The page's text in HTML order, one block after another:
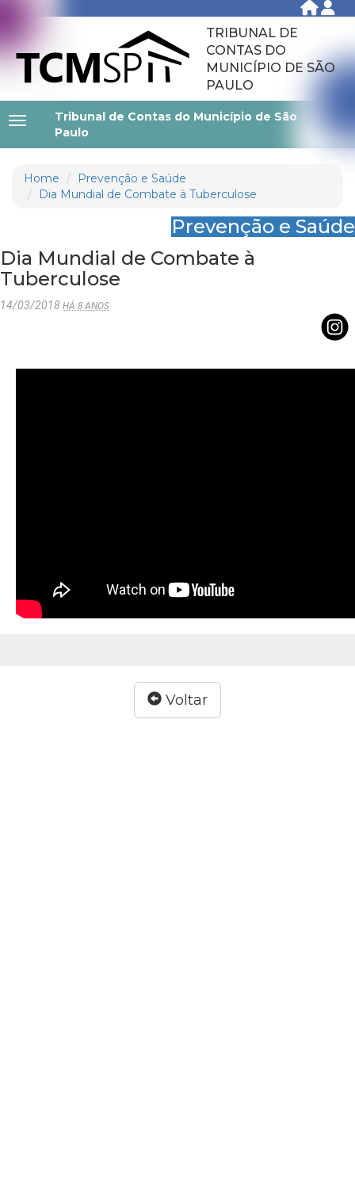
TRIBUNAL DE
CONTAS DO
MUNICÍPIO DE SÃO
PAULO
Tribunal de Contas do Município de São
Paulo
Home
Prevenção e Saúde
Dia Mundial de Combate à Tuberculose
Prevenção e Saúde
Dia Mundial de Combate à
Tuberculose
14/03/2018 HÁ 8 ANOS
Voltar